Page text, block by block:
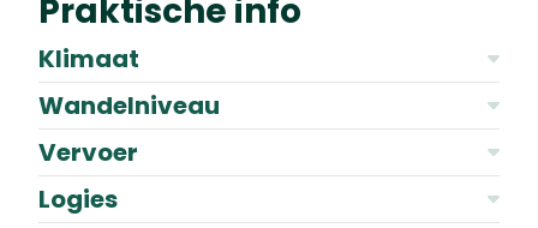
Praktische info
Klimaat
Wandelniveau
Vervoer
Logies